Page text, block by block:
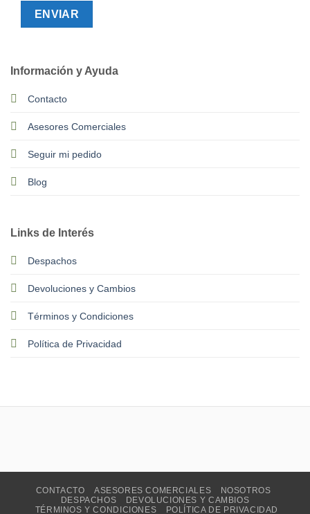
Información y Ayuda
Contacto
Asesores Comerciales
Seguir mi pedido
Blog
Links de Interés
Despachos
Devoluciones y Cambios
Términos y Condiciones
Política de Privacidad
CONTACTO ASESORES COMERCIALES
NOSOTROS
DESPACHOS
DEVOLUCIONES Y CAMBIOS
TÉRMINOS Y CONDICIONES
POLÍTICA DE PRIVACIDAD